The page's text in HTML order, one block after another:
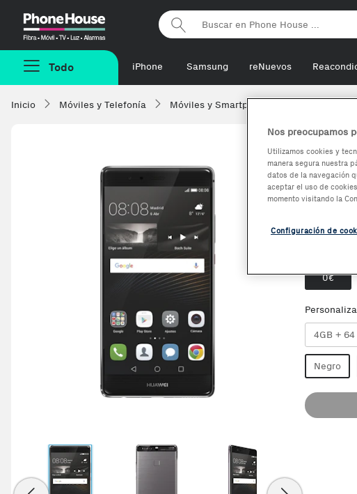
Phonehouse
Todo iPhone Samsung reNuevos
Inicio Móviles y Telefonía Móviles y Smartphones
0
0€
4GB + 64
Negro
Nos preocupamos
Utilizamos cookies y
manera segura nuestra
datos de la navegación
aceptar el uso de
momento visitando la
Configuración de